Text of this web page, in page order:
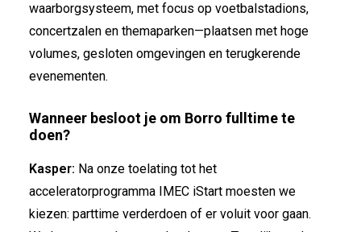
waarborgsysteem, met focus op voetbalstadions,
concertzalen en themaparken—plaatsen met hoge
volumes, gesloten omgevingen en terugkerende
evenementen.
Wanneer besloot je om Borro fulltime te
doen?
Kasper: Na onze toelating tot het
acceleratorprogramma IMEC iStart moesten we
kiezen: parttime verderdoen of er voluit voor gaan.